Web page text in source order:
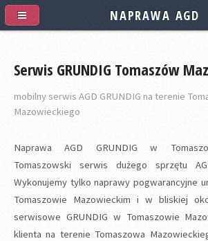
Serwis GRUNDIG Tomaszów
mobilny serwis AGD GRUNDIG na terenie
Mazowieckiego
Naprawa AGD GRUNDIG w
Tomaszowski serwis dużego sprzętu
Wykonujemy tylko naprawy pogwarancyjne
Tomaszowie Mazowieckim i w bliskiej
serwisowe GRUNDIG w Tomaszowie
klienta na terenie Tomaszowa
NAPRAWA AGD